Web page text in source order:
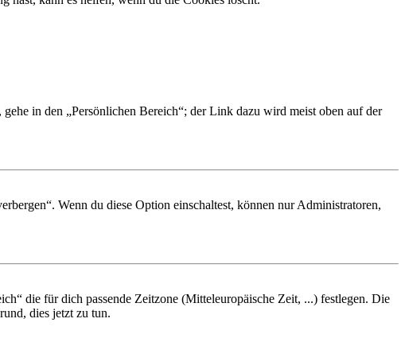
in den „Persönlichen Bereich“; der Link dazu wird meist oben auf der
Wenn du diese Option einschaltest, können nur Administratoren,
die für dich passende Zeitzone (Mitteleuropäische Zeit, ...) festlegen. Die
dies jetzt zu tun.